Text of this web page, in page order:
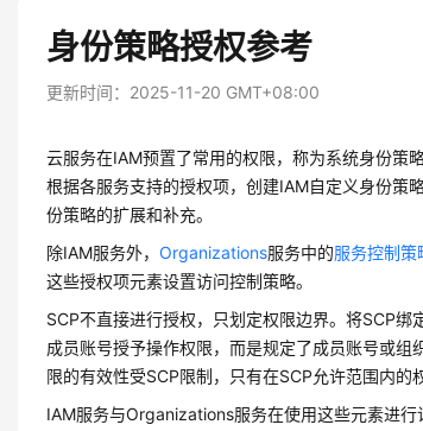
身份策略授权参考
更新时间： 2025-11-20 GMT+08:00
云服务在IAM预置了常用的权限，称为系统身份策
根据各服务支持的授权项，创建IAM自定义身份策
份策略的扩展和补充。
除IAM服务外，Organizations服务中的服务控制策
这些授权项元素设置访问控制策略。
SCP不直接进行授权，只划定权限边界。将SCP
成员账号授予操作权限，而是规定了成员账号或
限的有效性受SCP限制，只有在SCP允许范围内的
IAM服务与Organizations服务在使用这些元素进行